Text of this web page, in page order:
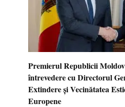
Premierul Republicii
întrevedere cu Directorul
Extindere și Vecinătatea
Europene